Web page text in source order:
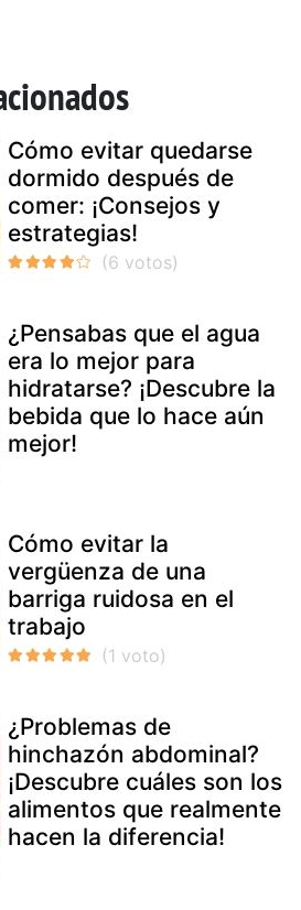
Cómo evitar quedarse
dormido después de
comer: ¡Consejos y
estrategias!
¿Pensabas que el agua
era lo mejor para
hidratarse? ¡Descubre la
bebida que lo hace aún
mejor!
Cómo evitar la
vergüenza de una
barriga ruidosa en el
trabajo
¿Problemas de
hinchazón abdominal?
¡Descubre cuáles son los
alimentos que realmente
hacen la diferencia!